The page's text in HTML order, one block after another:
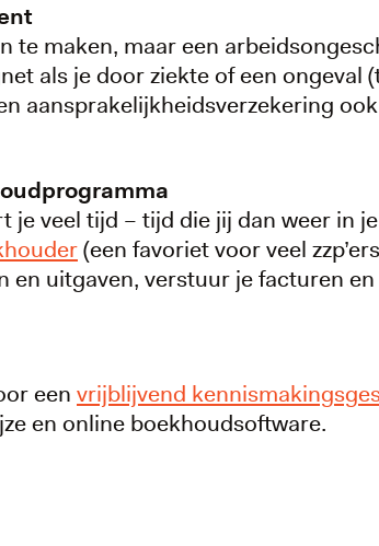
te maken, maar een
als je door ziekte of een ongeval
aansprakelijkheidsverzekering
veel tijd – tijd die jij dan weer in
(een favoriet voor veel
en uitgaven, verstuur je facturen
een vrijblijvend
en online boekhoudsoftware.